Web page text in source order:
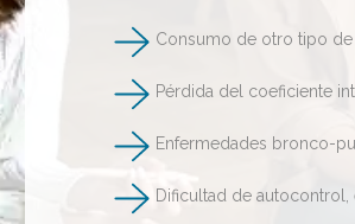
Consumo de otro tipo de
Pérdida del coeficiente
Enfermedades bronco-
Dificultad de autocontrol,